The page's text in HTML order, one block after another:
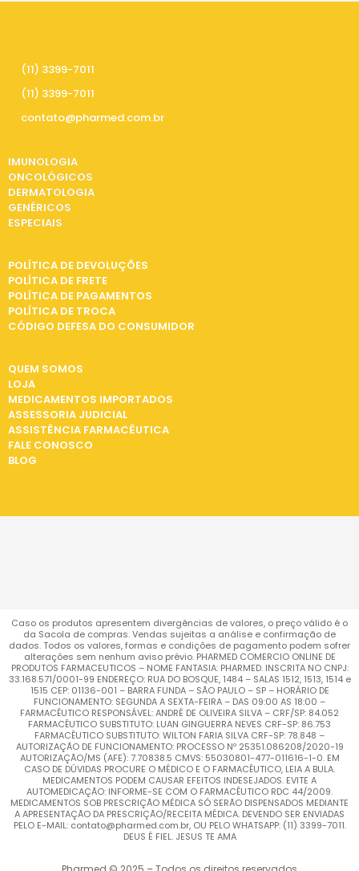
(11) 3399-7011
(11) 3399-7011
contato@pharmed.com.br
IMUNOLOGIA
ONCOLÓGICOS
DERMATOLOGIA
GENÉRICOS
ESPECIAIS
POLÍTICA DE DEVOLUÇÕES
POLÍTICA DE FRETE
POLÍTICA DE PAGAMENTOS
POLÍTICA DE TROCA
CÓDIGO DEFESA DO CONSUMIDOR
QUEM SOMOS
LOJA
MEDICAMENTOS IMPORTADOS
ASSESSORIA JUDICIAL
ASSISTÊNCIA FARMACÊUTICA
FALE CONOSCO
BLOG
Caso os produtos apresentem divergências de valores, o preço válido é o
da Sacola de compras. Vendas sujeitas a análise e confirmação de
dados. Todos os valores, formas e condições de pagamento podem sofrer
alterações sem nenhum aviso prévio. PHARMED COMERCIO ONLINE DE
PRODUTOS FARMACEUTICOS – NOME FANTASIA: PHARMED. INSCRITA NO CNPJ:
33.168.571/0001-99 ENDEREÇO: RUA DO BOSQUE, 1484 – SALAS 1512, 1513, 1514 e
1515 CEP: 01136-001 – BARRA FUNDA – SÃO PAULO – SP – HORÁRIO DE
FUNCIONAMENTO: SEGUNDA A SEXTA-FEIRA – DAS 09:00 AS 18:00 –
FARMACÊUTICO RESPONSÁVEL: ANDRÉ DE OLIVEIRA SILVA – CRF/SP: 84.052
FARMACÊUTICO SUBSTITUTO: LUAN GINGUERRA NEVES CRF-SP: 86.753
FARMACÊUTICO SUBSTITUTO: WILTON FARIA SILVA CRF-SP: 78.848 –
AUTORIZAÇÃO DE FUNCIONAMENTO: PROCESSO Nº 25351.086208/2020-19
AUTORIZAÇÃO/MS (AFE): 7.70838.5 CMVS: 55030801-477-011616-1-0. EM
CASO DE DÚVIDAS PROCURE O MÉDICO E O FARMACÊUTICO, LEIA A BULA.
MEDICAMENTOS PODEM CAUSAR EFEITOS INDESEJADOS. EVITE A
AUTOMEDICAÇÃO: INFORME-SE COM O FARMACÊUTICO RDC 44/2009.
MEDICAMENTOS SOB PRESCRIÇÃO MÉDICA SÓ SERÃO DISPENSADOS MEDIANTE
A APRESENTAÇÃO DA PRESCRIÇÃO/RECEITA MÉDICA. DEVENDO SER ENVIADAS
PELO E-MAIL: contato@pharmed.com.br, OU PELO WHATSAPP: (11) 3399-7011.
DEUS É FIEL. JESUS TE AMA